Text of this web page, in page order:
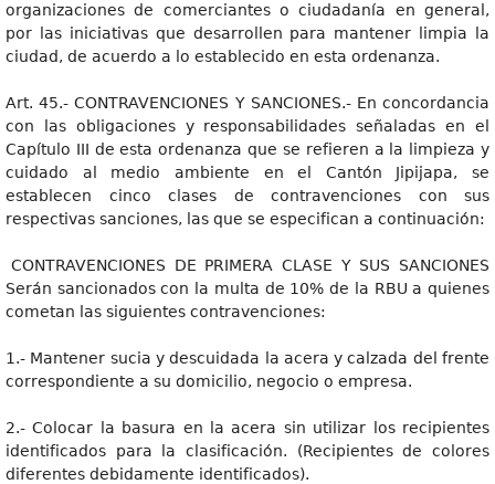
organizaciones de comerciantes o ciudadanía en general,
por las iniciativas que desarrollen para mantener limpia la
ciudad, de acuerdo a lo establecido en esta ordenanza.
Art. 45.- CONTRAVENCIONES Y SANCIONES.- En concordancia
con las obligaciones y responsabilidades señaladas en el
Capítulo III de esta ordenanza que se refieren a la limpieza y
cuidado al medio ambiente en el Cantón Jipijapa, se
establecen cinco clases de contravenciones con sus
respectivas sanciones, las que se especifican a continuación:
CONTRAVENCIONES DE PRIMERA CLASE Y SUS SANCIONES
Serán sancionados con la multa de 10% de la RBU a quienes
cometan las siguientes contravenciones:
1.- Mantener sucia y descuidada la acera y calzada del frente
correspondiente a su domicilio, negocio o empresa.
2.- Colocar la basura en la acera sin utilizar los recipientes
identificados para la clasificación. (Recipientes de colores
diferentes debidamente identificados).